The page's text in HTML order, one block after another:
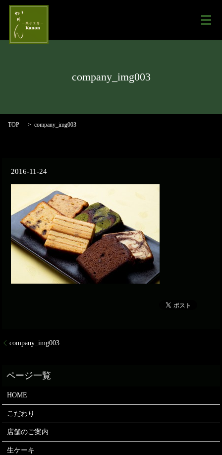
メ
company_img003
TOP company_img003
2016-11-24
company_img003
HOME
こだわり
店舗のご案内
生ケーキ